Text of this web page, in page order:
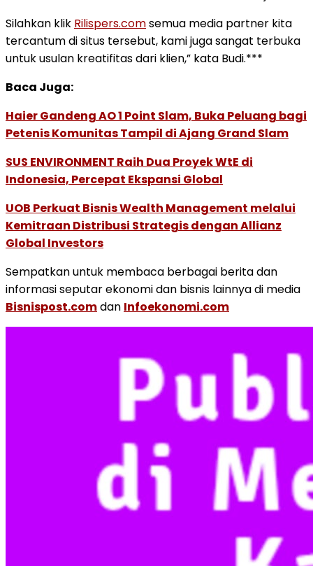
Silahkan klik Rilispers.comsemua media partner kita
tercantum di situs tersebut, kami juga sangat terbuka
untuk usulan kreatifitas dari klien,” kata Budi.***
Baca Juga:
Haier Gandeng AO 1 Point Slam, Buka Peluang bagi
Petenis Komunitas Tampil di Ajang Grand Slam
SUS ENVIRONMENT Raih Dua Proyek WtE di
Indonesia, Percepat Ekspansi Global
UOB Perkuat Bisnis Wealth Management melalui
Kemitraan Distribusi Strategis dengan Allianz
Global Investors
Sempatkan untuk membaca berbagai berita dan
informasi seputar ekonomi dan bisnis lainnya di media
Bisnispost.comdan Infoekonomi.com